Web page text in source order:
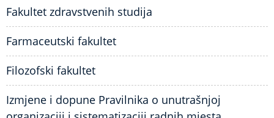
Fakultet zdravstvenih studija
Farmaceutski fakultet
Filozofski fakultet
Izmjene i dopune Pravilnika o unutrašnjoj